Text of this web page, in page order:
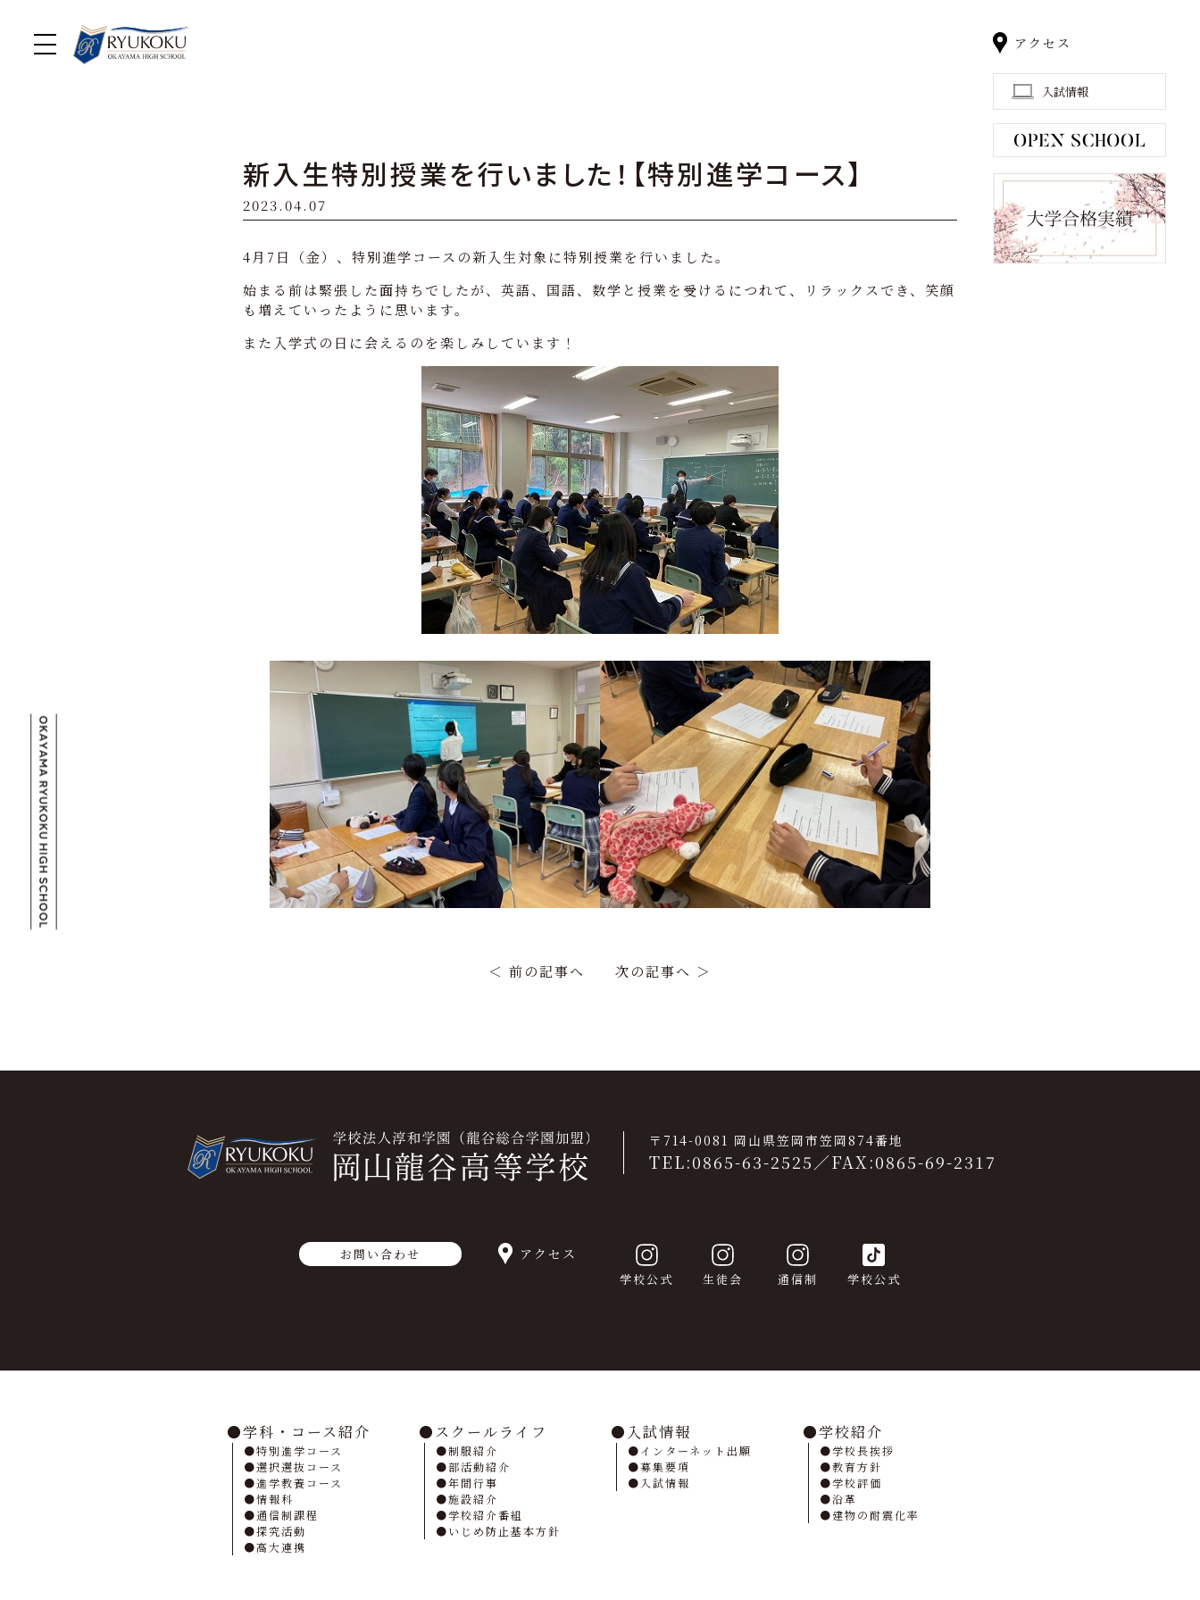
アクセス
入試情報
新入生特別授業を行いました！【特別進学コース】
2023.04.07
4月7日（金）、特別進学コースの新入生対象に特別授業を行いました。
始まる前は緊張した面持ちでしたが、英語、国語、数学と授業を受けるにつれて、リラックスでき、笑顔
も増えていったように思います。
また入学式の日に会えるのを楽しみしています！
＜ 前の記事へ 次の記事へ ＞
〒714-0081 岡山県笠岡市笠岡874番地
TEL:0865-63-2525／FAX:0865-69-2317
お問い合わせ アクセス
学校公式 生徒会 通信制 学校公式
学科・コース紹介
特別進学コース
選択選抜コース
進学教養コース
情報科
通信制課程
探究活動
高大連携
スクールライフ
制服紹介
部活動紹介
年間行事
施設紹介
学校紹介番組
いじめ防止基本方針
入試情報
インターネット出願
募集要項
入試情報
学校紹介
学校長挨拶
教育方針
学校評価
沿革
建物の耐震化率